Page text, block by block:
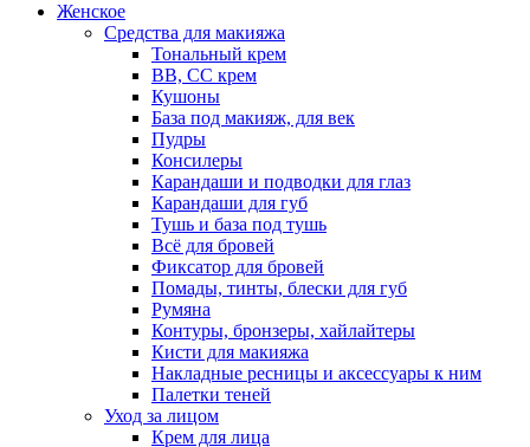
Женское
Средства для макияжа
Тональный крем
BB, CC крем
Кушоны
База под макияж, для век
Пудры
Консилеры
Карандаши и подводки для глаз
Карандаши для губ
Тушь и база под тушь
Всё для бровей
Фиксатор для бровей
Помады, тинты, блески для губ
Румяна
Контуры, бронзеры, хайлайтеры
Кисти для макияжа
Накладные ресницы и аксессуары к ним
Палетки теней
Уход за лицом
Крем для лица